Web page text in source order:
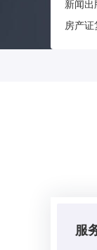
新闻
房产
服